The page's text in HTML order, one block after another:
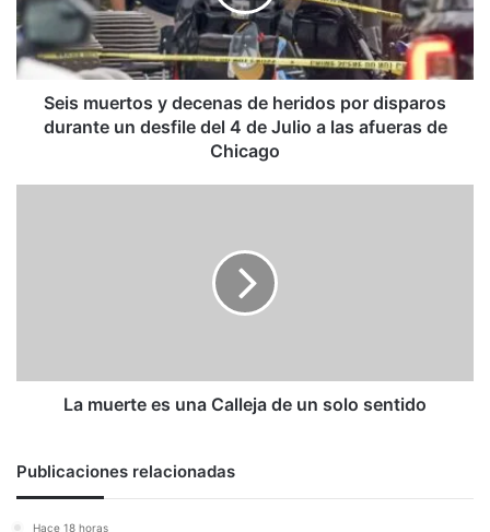
heridos
por
disparos
durante
desfile
de
Seis muertos y decenas de heridos por disparos
durante un desfile del 4 de Julio a las afueras de
Chicago
sentido
La muerte es una Calleja de un solo sentido
Publicaciones relacionadas
Hace 18 horas